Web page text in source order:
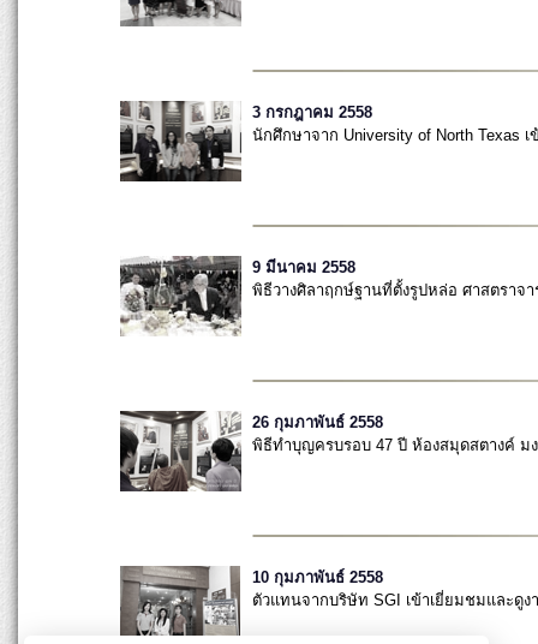
3 กรกฎาคม 2558
นักศึกษาจาก University of North Texas
9 มีนาคม 2558
พิธีวางศิลาฤกษ์ฐานที่ตั้งรูปหล่อ ศาสตราจ
26 กุมภาพันธ์ 2558
พิธีทำบุญครบรอบ 47 ปี ห้องสมุดสตางค์ ม
10 กุมภาพันธ์ 2558
ตัวแทนจากบริษัท SGI เข้าเยี่ยมชมและ